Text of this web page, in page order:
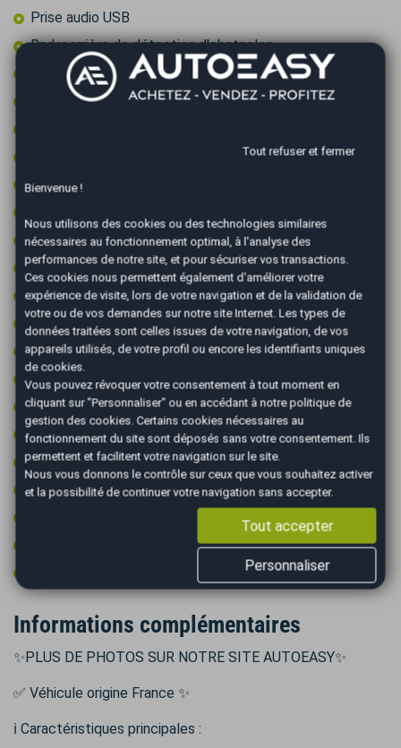
Prise audio USB
Radar arrière de détection d'obstacles
Radar avant de détection d'obstacles
Reconnaissance des panneaux de signalisation
Rétroviseurs dégivrants
Rétroviseurs rabattables électriquement
Sièges sport
Start & Stop
Système d'alerte de véhicule en approche
Système de détection d'obstacles
Toit ouvrant
Toit ouvrant électrique
Toit ouvrant électrique en verre
Toit ouvrant panoramique
Vitres surteintées
Informations complémentaires
✨PLUS DE PHOTOS SUR NOTRE SITE AUTOEASY✨
✅ Véhicule origine France ✨
ℹ️ Caractéristiques principales :
Tout refuser et fermer
Bienvenue !
Nous utilisons des cookies ou des technologies similaires
nécessaires au fonctionnement optimal, à l'analyse des
performances de notre site, et pour sécuriser vos transactions.
Ces cookies nous permettent également d'améliorer votre
expérience de visite, lors de votre navigation et de la validation de
votre ou de vos demandes sur notre site Internet. Les types de
données traitées sont celles issues de votre navigation, de vos
appareils utilisés, de votre profil ou encore les identifiants uniques
de cookies.
Vous pouvez révoquer votre consentement à tout moment en
cliquant sur "Personnaliser" ou en accédant à notre politique de
gestion des cookies. Certains cookies nécessaires au
fonctionnement du site sont déposés sans votre consentement. Ils
permettent et facilitent votre navigation sur le site.
Nous vous donnons le contrôle sur ceux que vous souhaitez activer
et la possibilité de continuer votre navigation sans accepter.
Tout accepter
Personnaliser